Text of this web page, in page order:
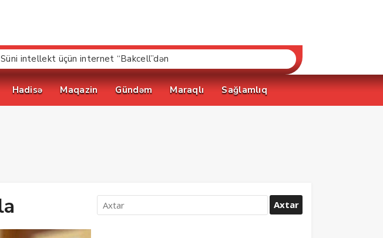
Süni intellekt üçün internet “Bakcell”dən
Hadisə Maqazin Gündəm Maraqlı Sağlamlıq